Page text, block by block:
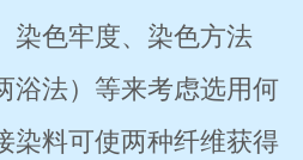
染色牢度、染色方法
浴法）等来考虑选用何
染料可使两种纤维获得